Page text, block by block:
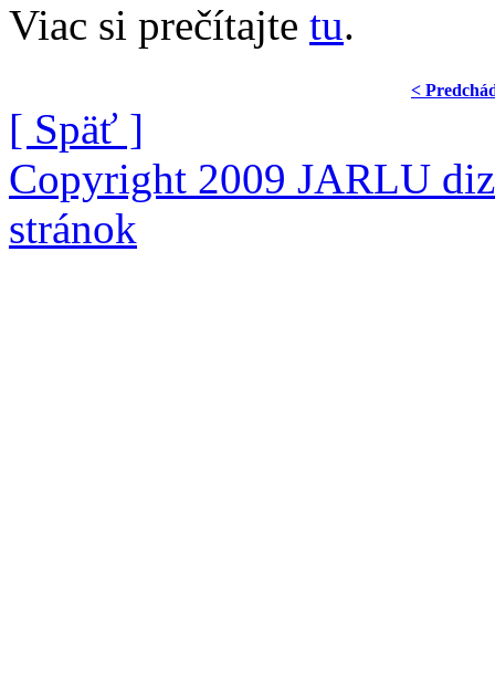
Viac si prečítajte tu.
<
[ Späť ]
Copyright 2009 JARLU
stránok